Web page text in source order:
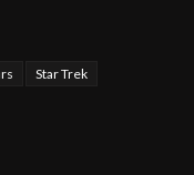
Star Trek